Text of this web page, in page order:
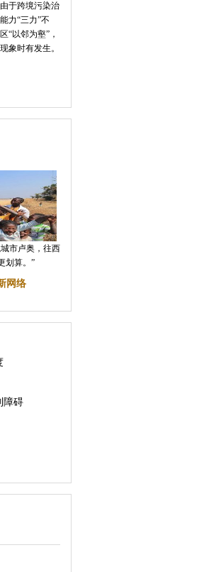
于跨境污染治
力“三力”不
“以邻为壑”，
象时有发生。
市卢奥，往西
划算。”
网络
障碍